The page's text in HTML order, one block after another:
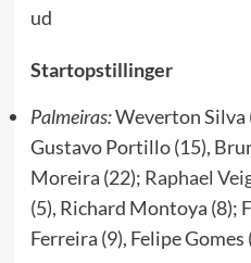
ud
Startopstillinger
Palmeiras:Weverton Silva
Gustavo Portillo (15),
Moreira (22); Raphael
(5), Richard Montoya (8);
Ferreira (9), Felipe Gomes